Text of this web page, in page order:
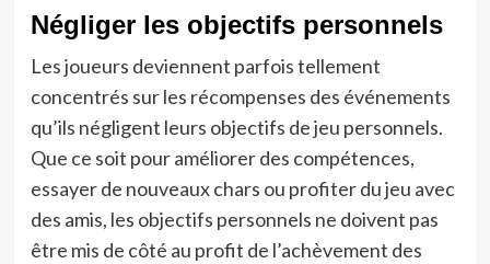
Négliger les objectifs personnels
Les joueurs deviennent parfois tellement
concentrés sur les récompenses des événements
qu’ils négligent leurs objectifs de jeu personnels.
Que ce soit pour améliorer des compétences,
essayer de nouveaux chars ou profiter du jeu avec
des amis, les objectifs personnels ne doivent pas
être mis de côté au profit de l’achèvement des